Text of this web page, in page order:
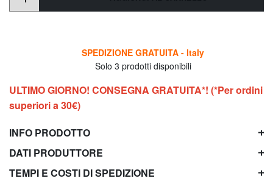
SPEDIZIONE GRATUITA - Italy
Solo 3 prodotti disponibili
ULTIMO GIORNO! CONSEGNA GRATUITA*! (*Per ordini
superiori a 30€)
INFO PRODOTTO
DATI PRODUTTORE
TEMPI E COSTI DI SPEDIZIONE